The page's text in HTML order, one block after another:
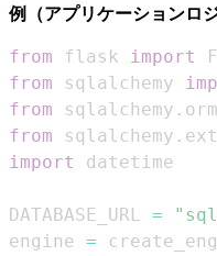
例（アプリケーションロ
from flask import
from sqlalchemy
from sqlalchemy .
from sqlalchemy . ext
import
DATABASE_URL =
engine =